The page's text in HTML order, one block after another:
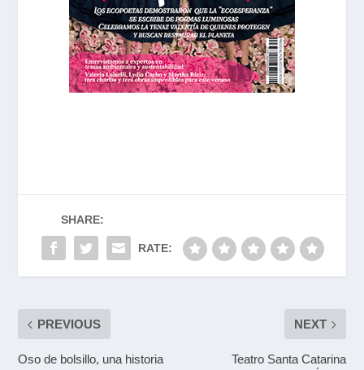
SHARE:
RATE:
PREVIOUS
Oso de bolsillo, una historia
NEXT
Teatro Santa Catarina